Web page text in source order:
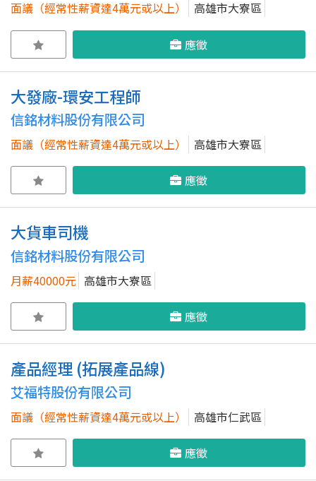
面議（經常性薪資達4萬元或以上） 高雄市大寮區
應徵
大發廠-環安工程師
信銘材料股份有限公司
面議（經常性薪資達4萬元或以上） 高雄市大寮區
應徵
大貨車司機
信銘材料股份有限公司
月薪40000元 高雄市大寮區
應徵
產品經理 (拓展產品線)
艾福特股份有限公司
面議（經常性薪資達4萬元或以上） 高雄市仁武區
應徵